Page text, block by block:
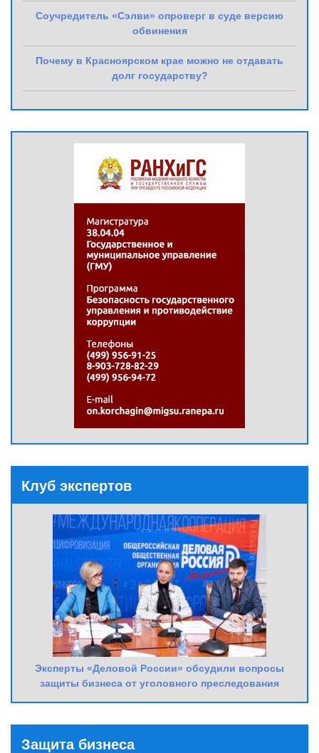
Соучредитель «Сэлви» опроверг в суде версию
обвинения
Почему в Красноярском крае можно не отдавать
долг государству?
Клуб экспертов
Эксперты «Деловой России» обсудили вопросы
защиты бизнеса от уголовного преследования
Защита бизнеса